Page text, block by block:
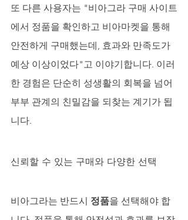
또 다른 사용자는 "비아그라 구매 사이트
에서 정품을 확인하고 비아마켓을 통해
안전하게 구매했는데, 효과와 만족도가
예상 이상이었다"고 이야기합니다. 이러
한 경험은 단순히 성생활의 회복을 넘어
부부 관계의 친밀감을 되찾는 계기가 됩
니다.
신뢰할 수 있는 구매와 다양한 선택
비아그라는 반드시 정품을 선택해야 합